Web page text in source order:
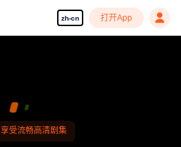
zh-cn 打开App
享受流畅高清剧集